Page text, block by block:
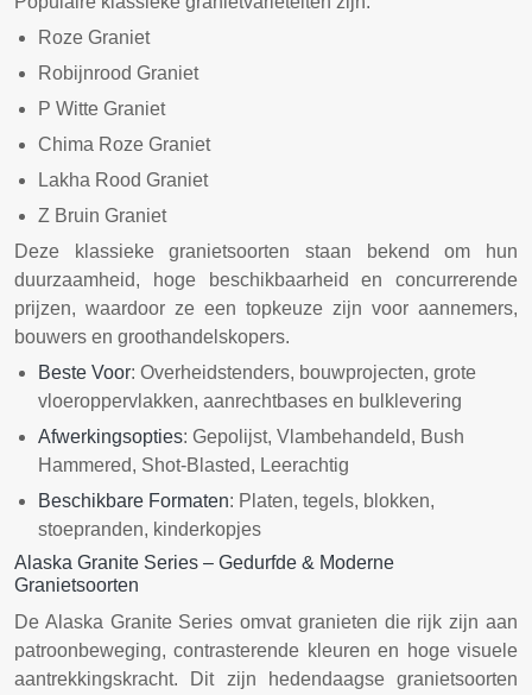
Roze Graniet
Robijnrood Graniet
P Witte Graniet
Chima Roze Graniet
Lakha Rood Graniet
Z Bruin Graniet
Deze klassieke granietsoorten staan bekend om hun
duurzaamheid, hoge beschikbaarheid en concurrerende
prijzen, waardoor ze een topkeuze zijn voor aannemers,
bouwers en groothandelskopers.
Beste Voor: Overheidstenders, bouwprojecten, grote
vloeroppervlakken, aanrechtbases en bulklevering
Afwerkingsopties: Gepolijst, Vlambehandeld, Bush
Hammered, Shot-Blasted, Leerachtig
Beschikbare Formaten: Platen, tegels, blokken,
stoepranden, kinderkopjes
Alaska Granite Series – Gedurfde & Moderne
Granietsoorten
De Alaska Granite Series omvat granieten die rijk zijn aan
patroonbeweging, contrasterende kleuren en hoge visuele
aantrekkingskracht. Dit zijn hedendaagse granietsoorten